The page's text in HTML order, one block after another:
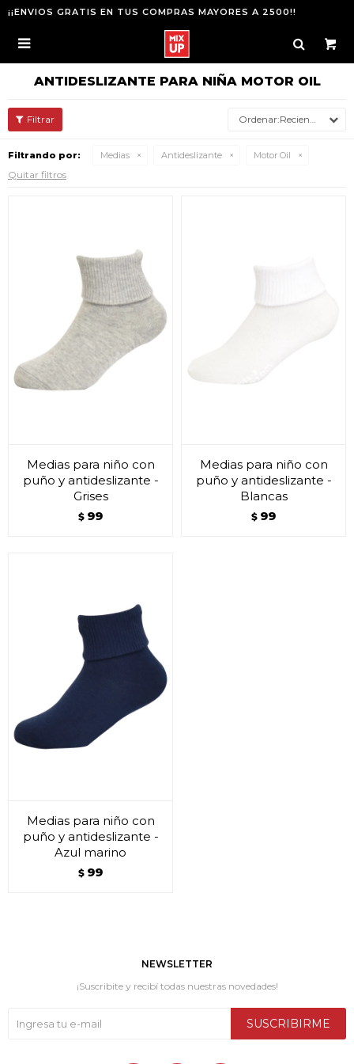
¡¡ENVIOS GRATIS EN TUS COMPRAS MAYORES A 2500!!

ANTIDESLIZANTE PARA NIÑA MOTOR OIL
Recientes
Filtrando por: Medias Antideslizante Motor Oil
Quitar filtros
Medias para niño con
puño y antideslizante -
Grises
$ 99
Medias para niño con
puño y antideslizante -
Blancas
$ 99
Medias para niño con
puño y antideslizante -
Azul marino
$ 99
NEWSLETTER
¡Suscribite y recibí todas nuestras novedades!
SUSCRIBIRME